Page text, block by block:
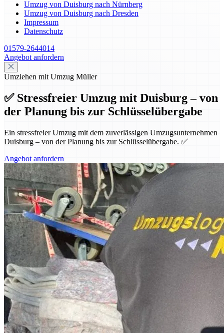
Umzug von Duisburg nach Nürnberg
Umzug von Duisburg nach Dresden
Impressum
Datenschutz
01579-2644014
Angebot anfordern
Umziehen mit Umzug Müller
✅ Stressfreier Umzug mit Duisburg – von
der Planung bis zur Schlüsselübergabe
Ein stressfreier Umzug mit dem zuverlässigen Umzugsunternehmen
Duisburg – von der Planung bis zur Schlüsselübergabe. ✅
Angebot anfordern